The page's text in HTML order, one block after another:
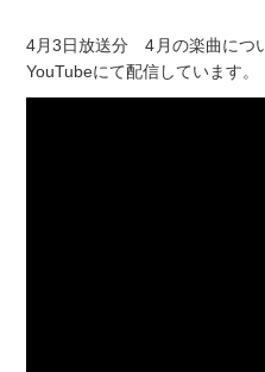
4月3日放送分 4月の楽曲につ
YouTubeにて配信しています。